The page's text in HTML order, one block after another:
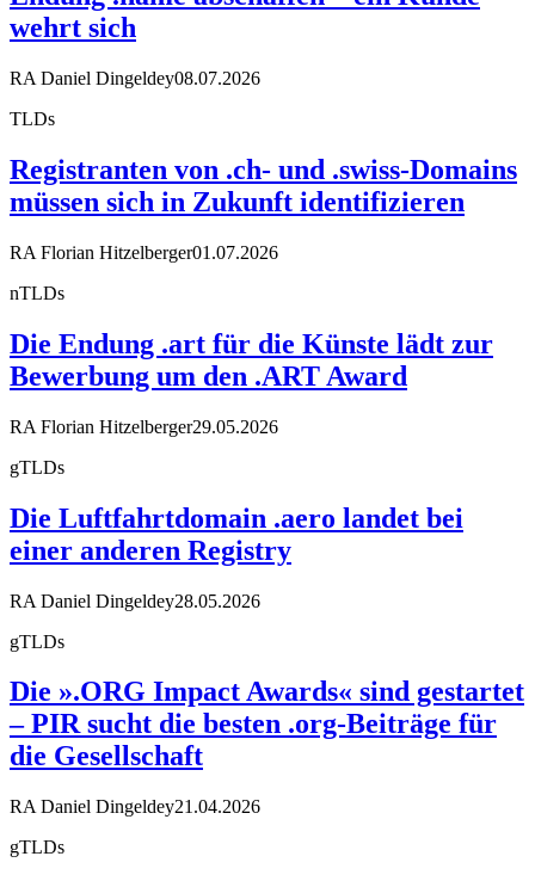
wehrt sich
RA Daniel Dingeldey08.07.2026
TLDs
Registranten von .ch- und .swiss-Domains
müssen sich in Zukunft identifizieren
RA Florian Hitzelberger01.07.2026
nTLDs
Die Endung .art für die Künste lädt zur
Bewerbung um den .ART Award
RA Florian Hitzelberger29.05.2026
gTLDs
Die Luftfahrtdomain .aero landet bei
einer anderen Registry
RA Daniel Dingeldey28.05.2026
gTLDs
Die ».ORG Impact Awards« sind gestartet
– PIR sucht die besten .org-Beiträge für
die Gesellschaft
RA Daniel Dingeldey21.04.2026
gTLDs